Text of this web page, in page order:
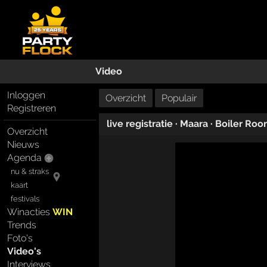
Video
Inloggen
Registreren
Overzicht
Nieuws
Agenda
nu & straks
kaart
festivals
WinactiesWIN
Trends
Foto's
Video's
Interviews
Overzicht Populair
live registratie· Maara· Boiler